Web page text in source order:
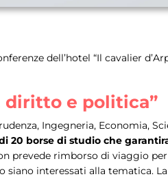
dell’hotel “Il cavalier
diritto e politica”
Ingegneria, Economia,
20 borse di studio che
prevede rimborso di viaggio
interessati alla tematica.